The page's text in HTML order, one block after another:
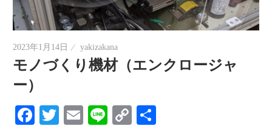
2023年1月14日 yakizakana
モノづくり機材（エンクロージャ
ー）
Facebook
Twitter
EmailLineCopy